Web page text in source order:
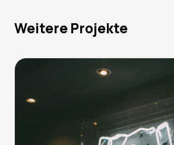
Weitere Projekte